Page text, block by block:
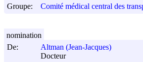
Groupe:
Comité médical central des
De:
Altman (Jean-Jacques)
Docteur
nomination